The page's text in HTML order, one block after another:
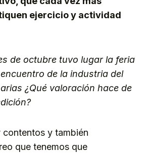
ejercicio y actividad
de octubre tuvo lugar la feria
de la industria del
¿Qué valoración hace de
contentos y también
que tenemos que